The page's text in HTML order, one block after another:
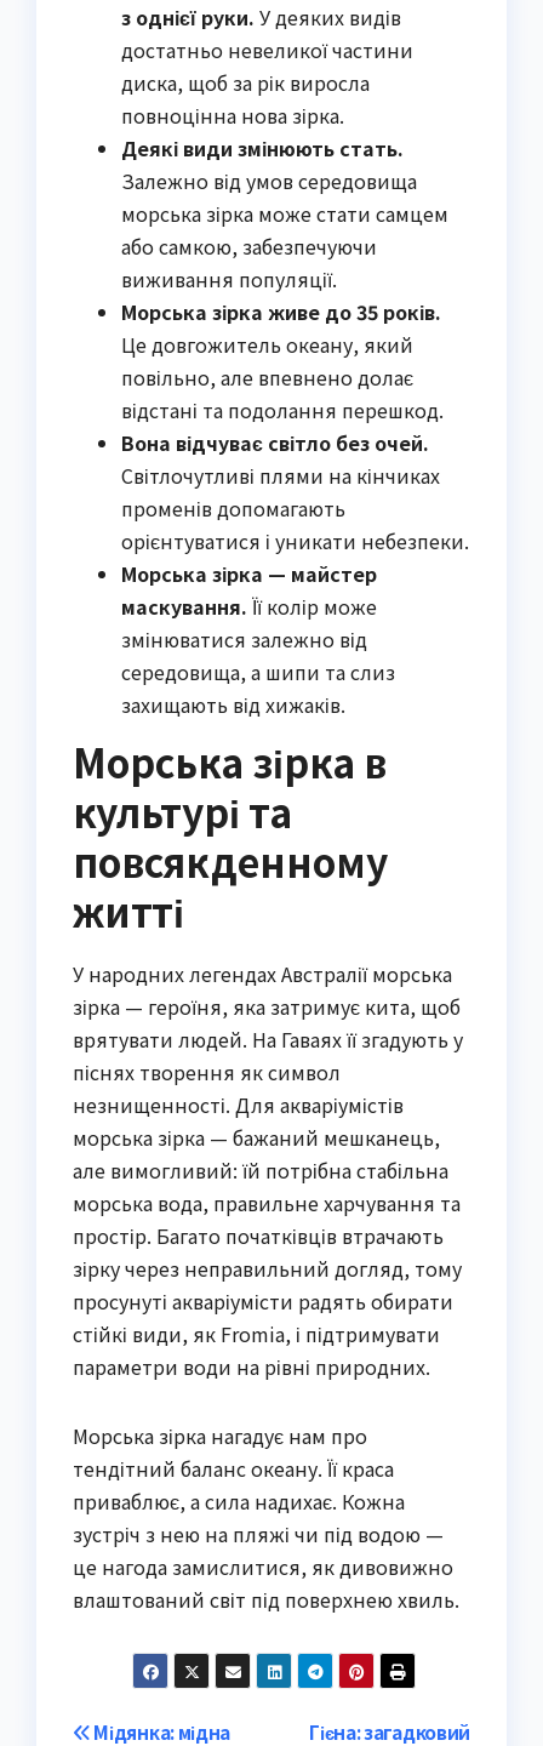
з однієї руки. У деяких видів
достатньо невеликої частини
диска, щоб за рік виросла
повноцінна нова зірка.
Деякі види змінюють стать.
Залежно від умов середовища
морська зірка може стати самцем
або самкою, забезпечуючи
виживання популяції.
Морська зірка живе до 35 років.
Це довгожитель океану, який
повільно, але впевнено долає
відстані та подолання перешкод.
Вона відчуває світло без очей.
Світлочутливі плями на кінчиках
променів допомагають
орієнтуватися і уникати небезпеки.
Морська зірка — майстер
маскування. Її колір може
змінюватися залежно від
середовища, а шипи та слиз
захищають від хижаків.
Морська зірка в
культурі та
повсякденному
житті
У народних легендах Австралії морська
зірка — героїня, яка затримує кита, щоб
врятувати людей. На Гаваях її згадують у
піснях творення як символ
незнищенності. Для акваріумістів
морська зірка — бажаний мешканець,
але вимогливий: їй потрібна стабільна
морська вода, правильне харчування та
простір. Багато початківців втрачають
зірку через неправильний догляд, тому
просунуті акваріумісти радять обирати
стійкі види, як Fromia, і підтримувати
параметри води на рівні природних.
Морська зірка нагадує нам про
тендітний баланс океану. Її краса
приваблює, а сила надихає. Кожна
зустріч з нею на пляжі чи під водою —
це нагода замислитися, як дивовижно
влаштований світ під поверхнею хвиль.
Гієна: загадковий
Мідянка: мідна